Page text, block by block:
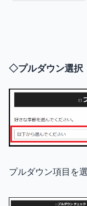
◇プルダウン選択
プルダウン項目を